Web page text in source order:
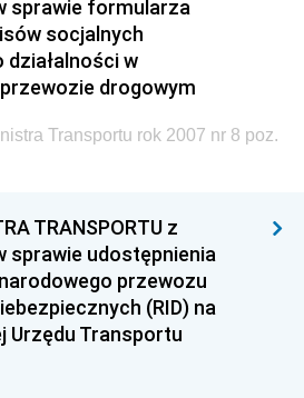
sprawie formularza
socjalnych
w
drogowym
Transportu rok 2007 nr 8 poz.
TRANSPORTU z
sprawie udostępnienia
przewozu
(RID) na
Urzędu Transportu